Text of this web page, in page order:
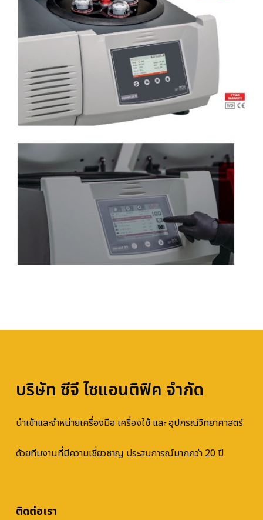
บริษัท ซีจี ไซแอนติฟิค จำกัด
นำเข้าและจำหน่ายเครื่องมือ เครื่องใช้ และ อุปกรณ์วิทยาศาสตร์
ด้วยทีมงานที่มีความเชี่ยวชาญ ประสบการณ์มากกว่า 20 ปี
ติดต่อเรา